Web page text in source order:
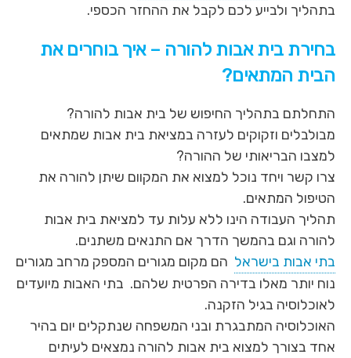
בתהליך ולבייע לכם לקבל את ההחזר הכספי.
בחירת בית אבות להורה – איך בוחרים את
הבית המתאים?
התחלתם בתהליך החיפוש של בית אבות להורה?
מבולבלים וזקוקים לעזרה במציאת בית אבות שמתאים
למצבו הבריאותי של ההורה?
צרו קשר ויחד נוכל למצוא את המקוום שיתן להורה את
הטיפול המתאים.
תהליך העבודה הינו ללא עלות עד למציאת בית אבות
להורה וגם בהמשך הדרך אם התנאים משתנים.
בתי אבות בישראל הם מקום מגורים המספק מרחב מגורים
נוח יותר מאלו בדירה הפרטית שלהם. בתי האבות מיועדים
לאוכלוסיה בגיל הזקנה.
האוכלוסיה המתבגרת ובני המשפחה שנתקלים יום בהיר
אחד בצורך למצוא בית אבות להורה נמצאים לעיתים